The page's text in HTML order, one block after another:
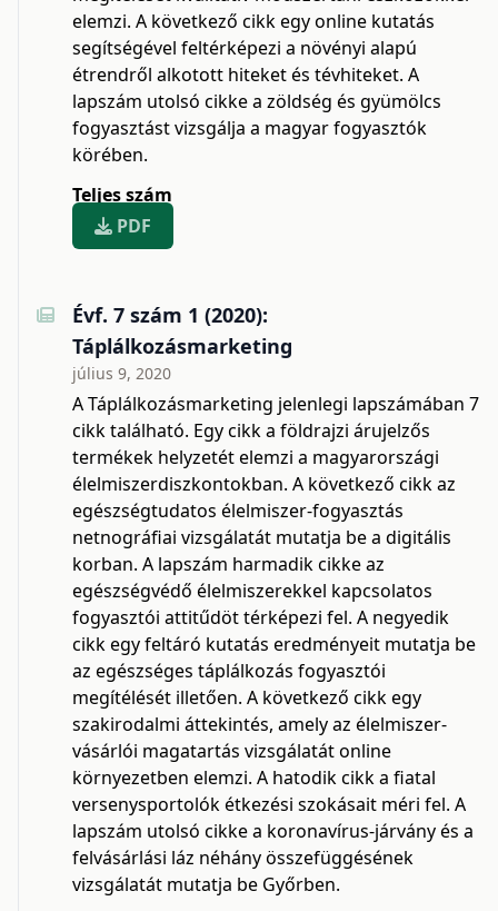
elemzi. A következő cikk egy online kutatás
segítségével feltérképezi a növényi alapú
étrendről alkotott hiteket és tévhiteket. A
lapszám utolsó cikke a zöldség és gyümölcs
fogyasztást vizsgálja a magyar fogyasztók
körében.
Teljes szám
PDF
Évf. 7 szám 1 (2020):
Táplálkozásmarketing
július 9, 2020
A Táplálkozásmarketing jelenlegi lapszámában 7
cikk található. Egy cikk a földrajzi árujelzős
termékek helyzetét elemzi a magyarországi
élelmiszerdiszkontokban. A következő cikk az
egészségtudatos élelmiszer-fogyasztás
netnográfiai vizsgálatát mutatja be a digitális
korban. A lapszám harmadik cikke az
egészségvédő élelmiszerekkel kapcsolatos
fogyasztói attitűdöt térképezi fel. A negyedik
cikk egy feltáró kutatás eredményeit mutatja be
az egészséges táplálkozás fogyasztói
megítélését illetően. A következő cikk egy
szakirodalmi áttekintés, amely az élelmiszer-
vásárlói magatartás vizsgálatát online
környezetben elemzi. A hatodik cikk a fiatal
versenysportolók étkezési szokásait méri fel. A
lapszám utolsó cikke a koronavírus-járvány és a
felvásárlási láz néhány összefüggésének
vizsgálatát mutatja be Győrben.